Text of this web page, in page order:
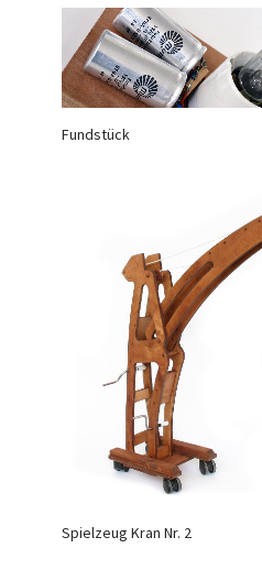
Fundstück
Spielzeug Kran Nr. 2